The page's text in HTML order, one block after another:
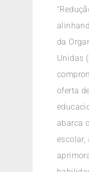
da
Unidas
oferta
abarca
escolar,